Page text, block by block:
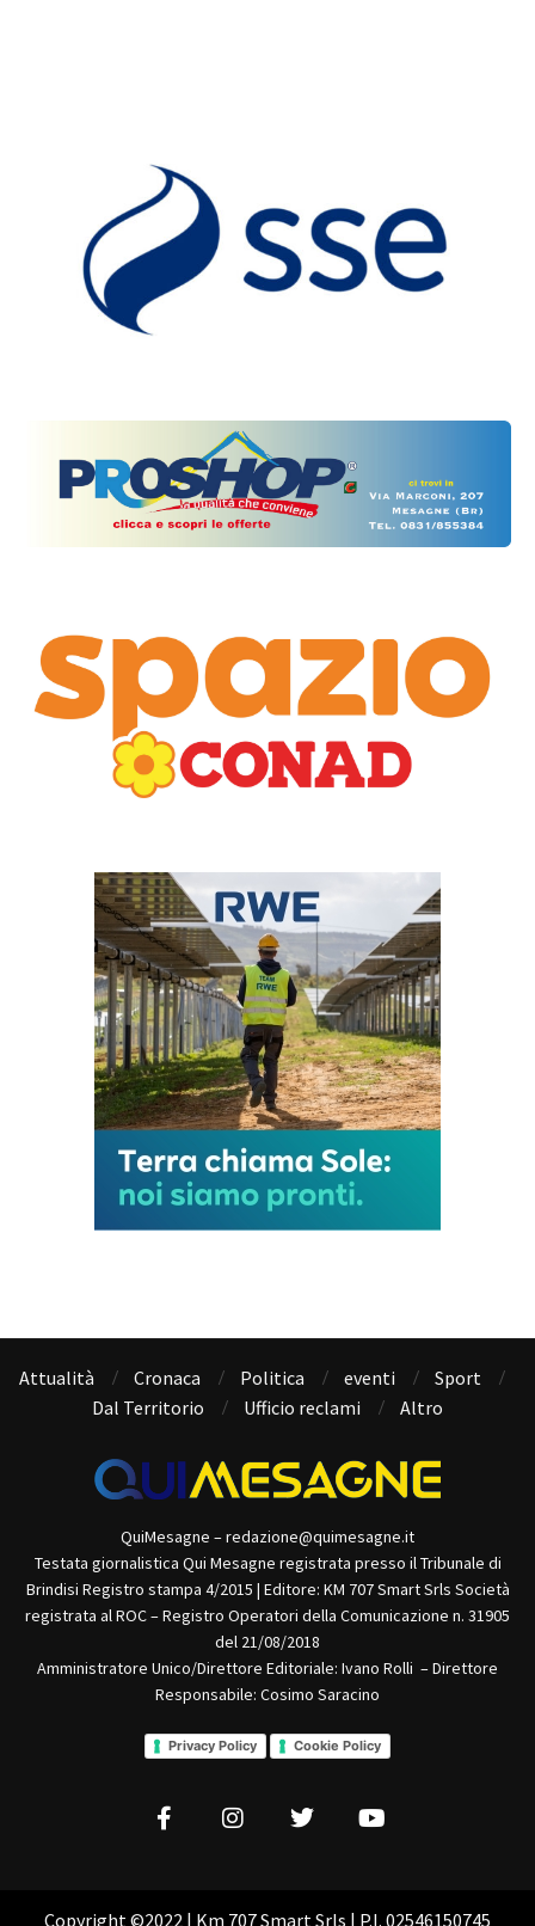
Attualità Cronaca Politica eventi
Sport
Dal Territorio
Ufficio reclami Altro
QuiMesagne – redazione@quimesagne.it
Testata giornalistica Qui Mesagne registrata presso il Tribunale di
Brindisi Registro stampa 4/2015 | Editore: KM 707 Smart Srls Società
registrata al ROC – Registro Operatori della Comunicazione n. 31905
del 21/08/2018
Amministratore Unico/Direttore Editoriale: Ivano Rolli – Direttore
Responsabile: Cosimo Saracino
Privacy Policy Cookie Policy